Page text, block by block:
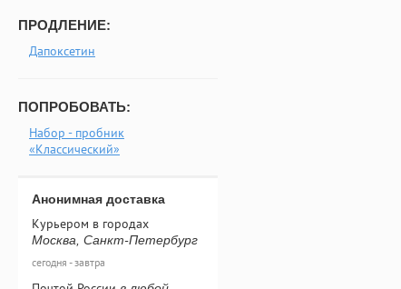
ПРОДЛЕНИЕ:
Дапоксетин
ПОПРОБОВАТЬ:
Набор - пробник
«Классический»
Анонимная доставка
Курьером в городах
Москва, Санкт-Петербург
сегодня - завтра